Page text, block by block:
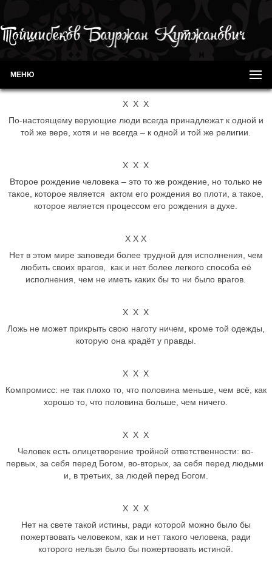
МЕНЮ
Х Х Х
По-настоящему верующие люди всегда принадлежат к одной и
той же вере, хотя и не всегда – к одной и той же религии.
Х Х Х
Второе рождение человека – это то же рождение, но только не
такое, которое является актом его рождения во плоти, а такое,
которое является процессом его рождения в духе.
Х Х Х
Нет в этом мире заповеди более трудной для исполнения, чем
любить своих врагов, как и нет более легкого способа её
исполнения, чем не иметь каких бы то ни было врагов.
Х Х Х
Ложь не может прикрыть свою наготу ничем, кроме той одежды,
которую она крадёт у правды.
Х Х Х
Компромисс: не так плохо то, что половина меньше, чем всё, как
хорошо то, что половина больше, чем ничего.
Х Х Х
Человек есть олицетворение тройной ответственности: во-
первых, за себя перед Богом, во-вторых, за себя перед людьми
и, в третьих, за людей перед Богом.
Х Х Х
Нет на свете такой истины, ради которой можно было бы
пожертвовать человеком, как и нет такого человека, ради
которого нельзя было бы пожертвовать истиной.